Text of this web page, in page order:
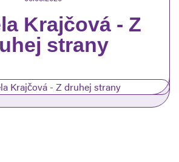
Krajčová - Z
strany